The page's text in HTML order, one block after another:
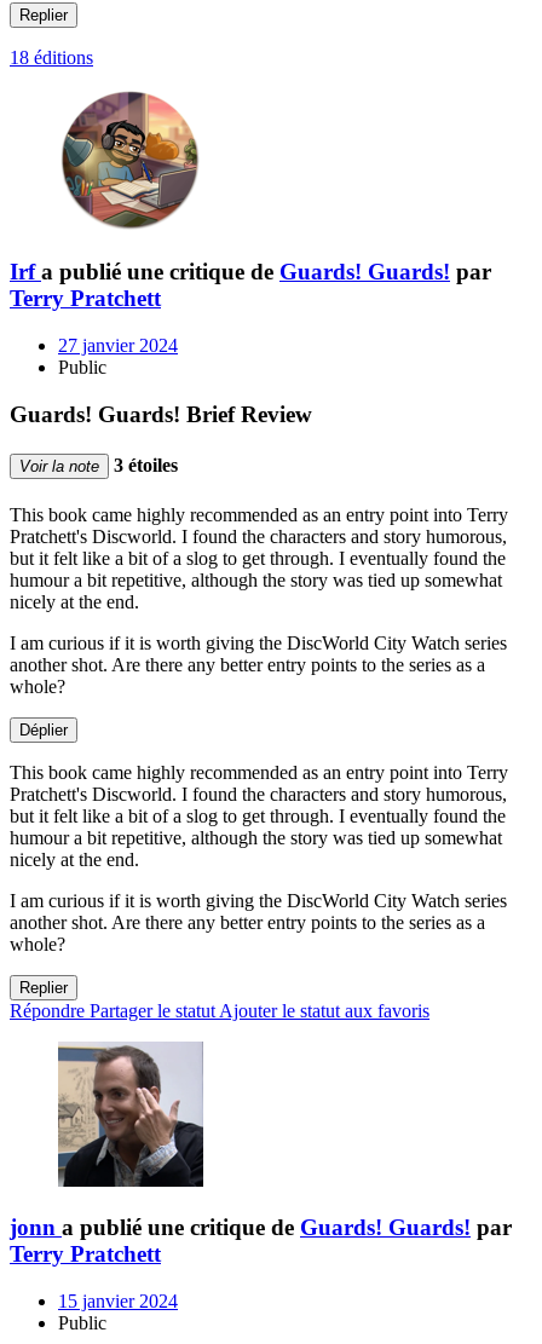
Replier
18 éditions
Irf a publié une critique de Guards! Guards! par
Terry Pratchett
27 janvier 2024
Public
Guards! Guards! Brief Review
Voir la note 3 étoiles
This book came highly recommended as an entry point into Terry
Pratchett's Discworld. I found the characters and story humorous,
but it felt like a bit of a slog to get through. I eventually found the
humour a bit repetitive, although the story was tied up somewhat
nicely at the end.
I am curious if it is worth giving the DiscWorld City Watch series
another shot. Are there any better entry points to the series as a
whole?
Déplier
This book came highly recommended as an entry point into Terry
Pratchett's Discworld. I found the characters and story humorous,
but it felt like a bit of a slog to get through. I eventually found the
humour a bit repetitive, although the story was tied up somewhat
nicely at the end.
I am curious if it is worth giving the DiscWorld City Watch series
another shot. Are there any better entry points to the series as a
whole?
Replier
Répondre Partager le statut Ajouter le statut aux favoris
jonn a publié une critique de Guards! Guards! par
Terry Pratchett
15 janvier 2024
Public